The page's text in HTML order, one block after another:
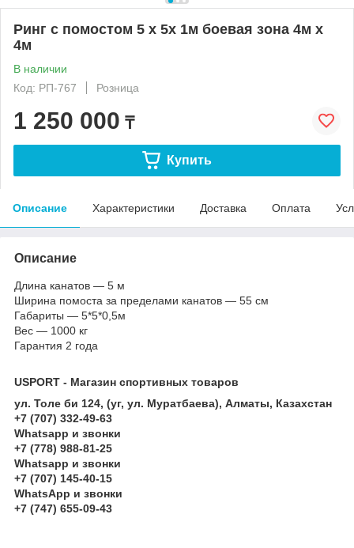
Ринг с помостом 5 х 5х 1м боевая зона 4м х
4м
В наличии
Код: РП-767
Розница
1 250 000 ₸
Купить
Описание Характеристики Доставка Оплата
Описание
Длина канатов — 5 м
Ширина помоста за пределами канатов — 55 см
Габариты — 5*5*0,5м
Вес — 1000 кг
Гарантия 2 года
USPORT - Магазин спортивных товаров
ул. Толе би 124, (уг, ул. Муратбаева), Алматы, Казахстан
+7 (707) 332-49-63
Whatsapp и звонки
+7 (778) 988-81-25
Whatsapp и звонки
+7 (707) 145-40-15
WhatsApp и звонки
+7 (747) 655-09-43